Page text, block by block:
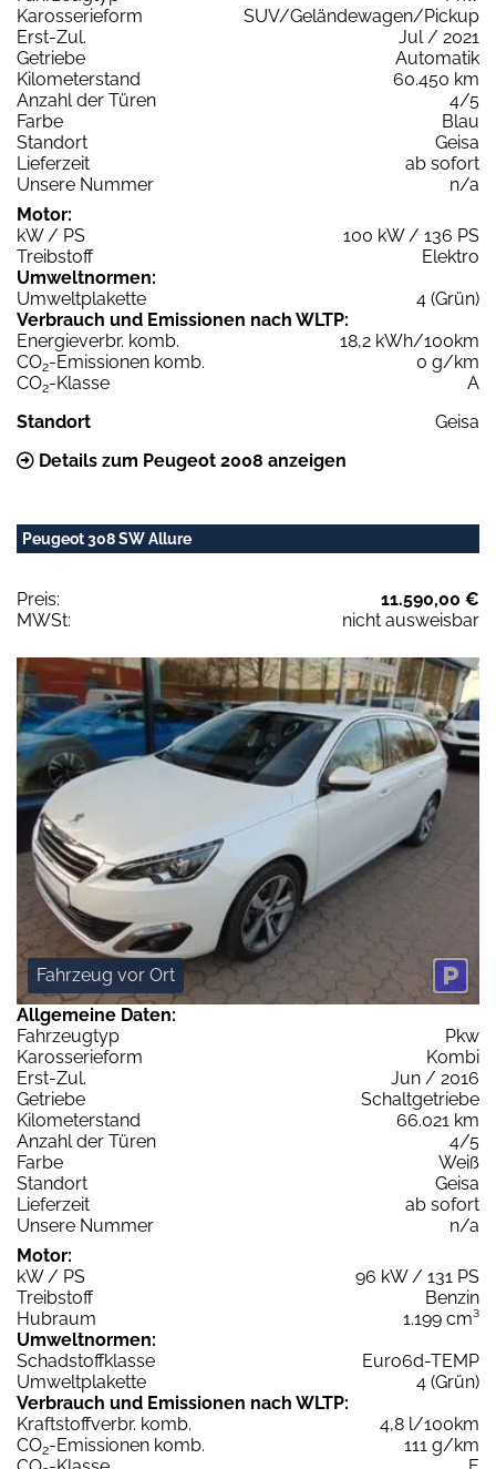
Karosserieform
SUV/Geländewagen/Pickup
Erst-Zul.
Jul / 2021
Getriebe
Automatik
Kilometerstand
60.450 km
Anzahl der Türen
4/5
Farbe
Blau
Standort
Geisa
Lieferzeit
ab sofort
Unsere Nummer
n/a
Motor:
kW / PS
100 kW / 136 PS
Treibstoff
Elektro
Umweltnormen:
Umweltplakette
4 (Grün)
Verbrauch und Emissionen nach WLTP:
Energieverbr. komb.
18,2 kWh/100km
CO2-Emissionen komb.
0 g/km
CO2-Klasse
A
Standort
Geisa
Details zum Peugeot 2008 anzeigen
Peugeot 308 SW Allure
Preis:
11.590,00 €
MWSt:
nicht ausweisbar
Fahrzeug vor Ort
Allgemeine Daten:
Fahrzeugtyp
Pkw
Karosserieform
Kombi
Erst-Zul.
Jun / 2016
Getriebe
Schaltgetriebe
Kilometerstand
66.021 km
Anzahl der Türen
4/5
Farbe
Weiß
Standort
Geisa
Lieferzeit
ab sofort
Unsere Nummer
n/a
Motor:
kW / PS
96 kW / 131 PS
Treibstoff
Benzin
Hubraum
1.199 cm³
Umweltnormen:
Schadstoffklasse
Euro6d-TEMP
Umweltplakette
4 (Grün)
Verbrauch und Emissionen nach WLTP:
Kraftstoffverbr. komb.
4,8 l/100km
CO2-Emissionen komb.
111 g/km